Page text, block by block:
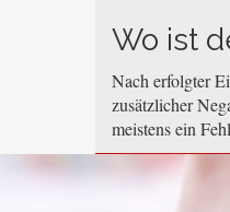
Wo ist
Nach erfolgter
zusätzlicher
meistens ein